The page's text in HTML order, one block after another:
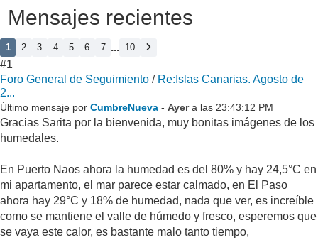
Mensajes recientes
1 2 3 4 5 6 7 ... 10
#1
Foro General de Seguimiento / Re:Islas Canarias. Agosto de
2...
Último mensaje por CumbreNueva - Ayera las 23:43:12 PM
Gracias Sarita por la bienvenida, muy bonitas imágenes de los
humedales.
En Puerto Naos ahora la humedad es del 80% y hay 24,5°C en
mi apartamento, el mar parece estar calmado, en El Paso
ahora hay 29°C y 18% de humedad, nada que ver, es increíble
como se mantiene el valle de húmedo y fresco, esperemos que
se vaya este calor, es bastante malo tanto tiempo,